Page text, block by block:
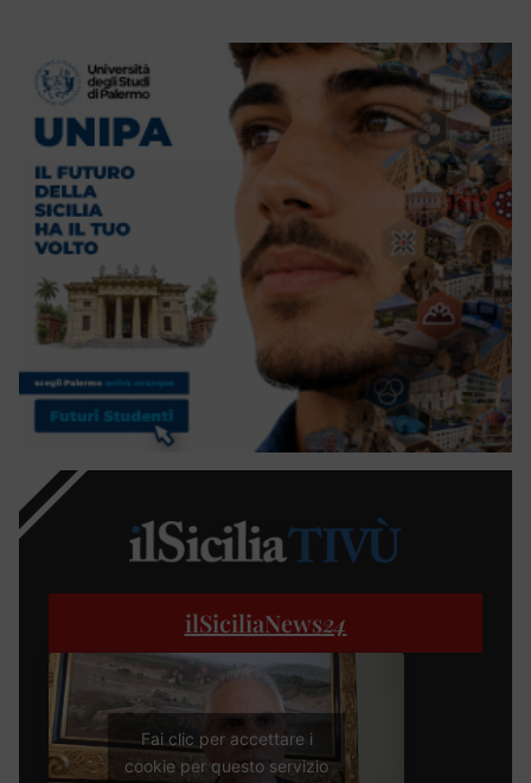
ilSiciliaNews24
Fai clic per accettare i
cookie per questo servizio